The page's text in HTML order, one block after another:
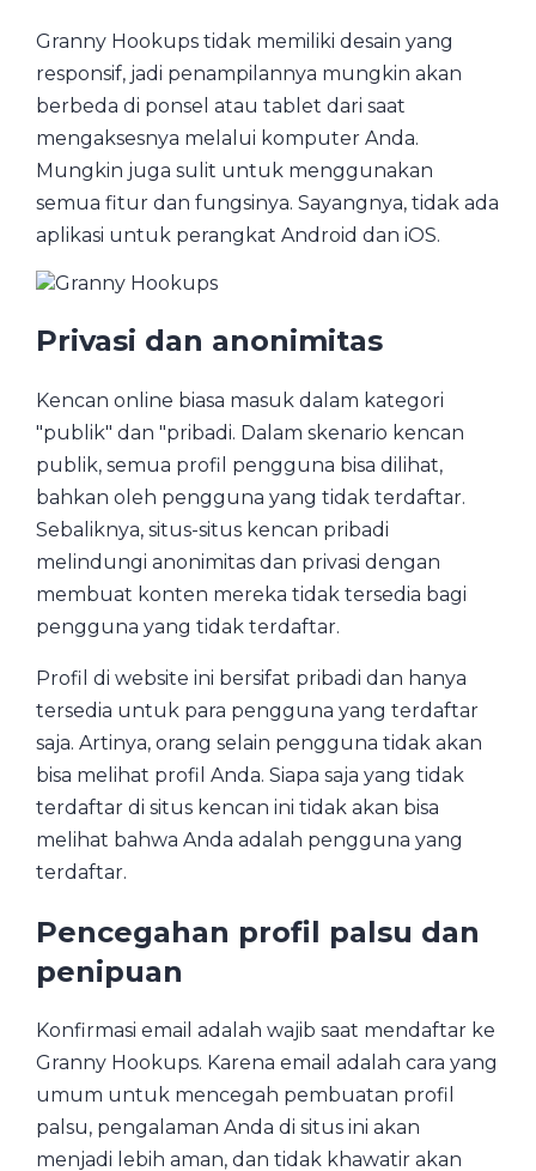
Granny Hookups tidak memiliki desain yang
responsif, jadi penampilannya mungkin akan
berbeda di ponsel atau tablet dari saat
mengaksesnya melalui komputer Anda.
Mungkin juga sulit untuk menggunakan
semua fitur dan fungsinya. Sayangnya, tidak ada
aplikasi untuk perangkat Android dan iOS.
Privasi dan anonimitas
Kencan online biasa masuk dalam kategori
"publik" dan "pribadi. Dalam skenario kencan
publik, semua profil pengguna bisa dilihat,
bahkan oleh pengguna yang tidak terdaftar.
Sebaliknya, situs-situs kencan pribadi
melindungi anonimitas dan privasi dengan
membuat konten mereka tidak tersedia bagi
pengguna yang tidak terdaftar.
Profil di website ini bersifat pribadi dan hanya
tersedia untuk para pengguna yang terdaftar
saja. Artinya, orang selain pengguna tidak akan
bisa melihat profil Anda. Siapa saja yang tidak
terdaftar di situs kencan ini tidak akan bisa
melihat bahwa Anda adalah pengguna yang
terdaftar.
Pencegahan profil palsu dan
penipuan
Konfirmasi email adalah wajib saat mendaftar ke
Granny Hookups. Karena email adalah cara yang
umum untuk mencegah pembuatan profil
palsu, pengalaman Anda di situs ini akan
menjadi lebih aman, dan tidak khawatir akan